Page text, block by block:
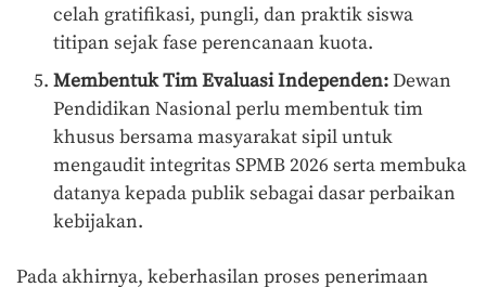
celah gratifikasi, pungli, dan praktik siswa
titipan sejak fase perencanaan kuota.
Membentuk Tim Evaluasi Independen:Dewan
Pendidikan Nasional perlu membentuk tim
khusus bersama masyarakat sipil untuk
mengaudit integritas SPMB 2026 serta membuka
datanya kepada publik sebagai dasar perbaikan
kebijakan.
Pada akhirnya, keberhasilan proses penerimaan